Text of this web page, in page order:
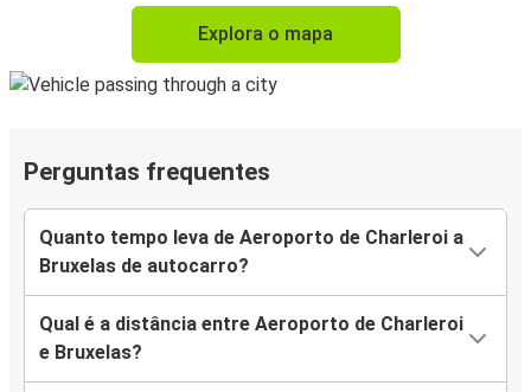
Explora o mapa
Perguntas frequentes
Quanto tempo leva de Aeroporto de Charleroi a
Bruxelas de autocarro?
Qual é a distância entre Aeroporto de Charleroi
e Bruxelas?